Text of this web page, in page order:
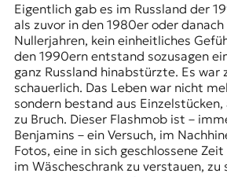
Eigentlich gab es im Russland der
als zuvor in den 1980er oder danach
Nullerjahren, kein einheitliches
den 1990ern entstand sozusagen
ganz Russland hinabstürzte. Es war
schauerlich. Das Leben war nicht
sondern bestand aus
zu Bruch. Dieser Flashmob ist –
Benjamins – ein Versuch, im
Fotos, eine in sich geschlossene
im Wäscheschrank zu verstauen, zu